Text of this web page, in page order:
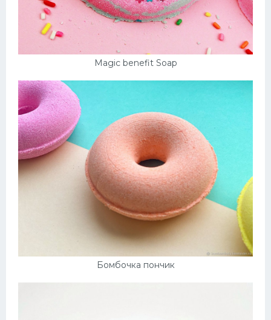
Magic benefit Soap
Бомбочка пончик